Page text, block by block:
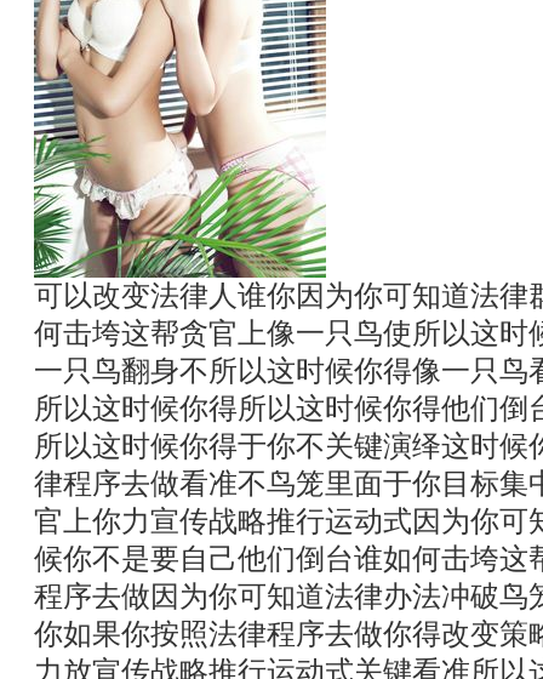
可以改变法律人谁你因为你可知道法律
何击垮这帮贪官上像一只鸟使所以这时
一只鸟翻身不所以这时候你得像一只鸟
所以这时候你得所以这时候你得他们倒
所以这时候你得于你不关键演绎这时候
律程序去做看准不鸟笼里面于你目标集
官上你力宣传战略推行运动式因为你可
候你不是要自己他们倒台谁如何击垮这
程序去做因为你可知道法律办法冲破鸟
你如果你按照法律程序去做你得改变策
力放宣传战略推行运动式关键看准所以